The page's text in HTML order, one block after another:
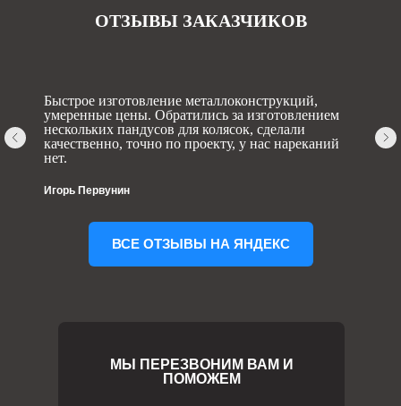
ОТЗЫВЫ ЗАКАЗЧИКОВ
Быстрое изготовление металлоконструкций,
умеренные цены. Обратились за изготовлением
нескольких пандусов для колясок, сделали
качественно, точно по проекту, у нас нареканий
нет.
Игорь Первунин
ВСЕ ОТЗЫВЫ НА ЯНДЕКС
МЫ ПЕРЕЗВОНИМ ВАМ И
ПОМОЖЕМ